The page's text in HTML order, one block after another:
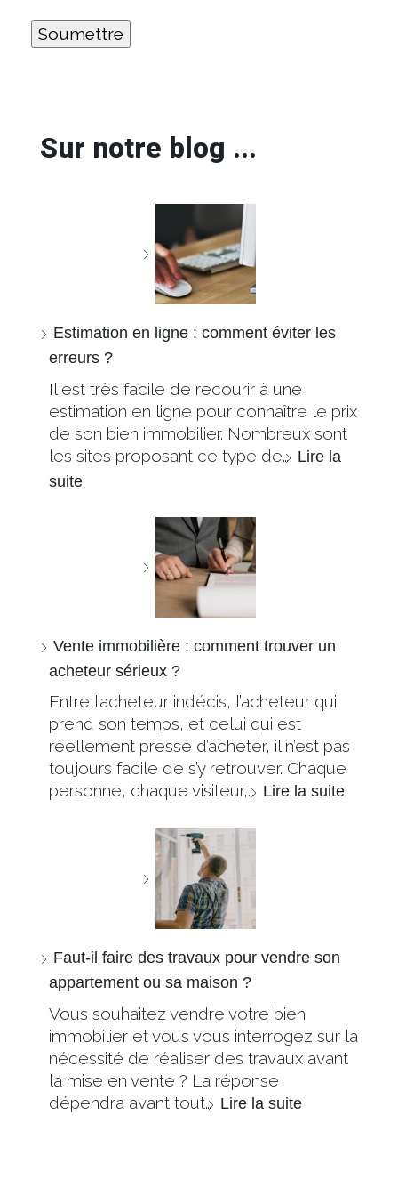
Sur notre blog ...
Estimation en ligne : comment éviter les
erreurs ?
Il est très facile de recourir à une
estimation en ligne pour connaître le prix
de son bien immobilier. Nombreux sont
les sites proposant ce type de… Lire la
suite
Vente immobilière : comment trouver un
acheteur sérieux ?
Entre l’acheteur indécis, l’acheteur qui
prend son temps, et celui qui est
réellement pressé d’acheter, il n’est pas
toujours facile de s’y retrouver. Chaque
personne, chaque visiteur,… Lire la suite
Faut-il faire des travaux pour vendre son
appartement ou sa maison ?
Vous souhaitez vendre votre bien
immobilier et vous vous interrogez sur la
nécessité de réaliser des travaux avant
la mise en vente ? La réponse
dépendra avant tout… Lire la suite